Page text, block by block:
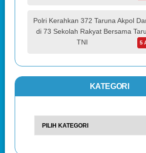
Polri Kerahkan 372 Taruna Akpol
di 73 Sekolah Rakyat Bersama
TNI
5
KATEGORI